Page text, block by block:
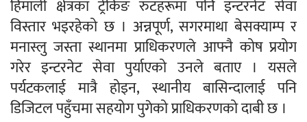
हिमाली क्षेत्रका ट्रेकिङ रुटहरूमा पनि इन्टरनेट सेवा
विस्तार भइरहेको छ । अन्नपूर्ण, सगरमाथा बेसक्याम्प र
मनास्लु जस्ता स्थानमा प्राधिकरणले आफ्नै कोष प्रयोग
गरेर इन्टरनेट सेवा पुर्याएको उनले बताए । यसले
पर्यटकलाई मात्रै होइन, स्थानीय बासिन्दालाई पनि
डिजिटल पहुँचमा सहयोग पुगेको प्राधिकरणको दाबी छ ।